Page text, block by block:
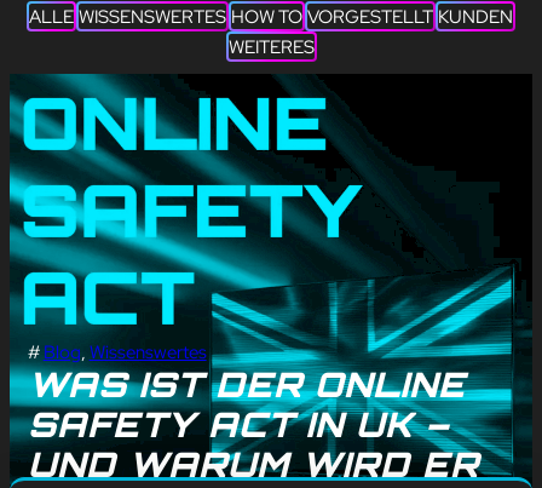
ALLE WISSENSWERTES HOW TO VORGESTELLT KUNDEN
WEITERES
# Blog, Wissenswertes
WAS IST DER ONLINE
SAFETY ACT IN UK –
UND WARUM WIRD ER